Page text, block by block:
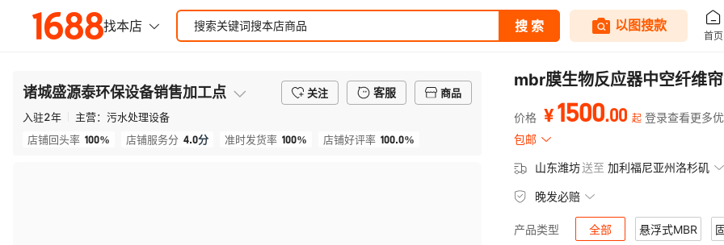
诸城盛源泰环保设备销售加工点 关注 客服
商品
入驻2年 主营： 污水处理设备
店铺回头率 100% 店铺服务分 4.0分 准时发货率 100% 店铺好评率 100.0%
mbr膜生物反应器中空纤维
价格 ¥1500.00 起 登录查看更多
包邮
山东潍坊送至 加利福尼亚州洛杉矶
晚发必赔
产品类型 全部 悬浮式MBR